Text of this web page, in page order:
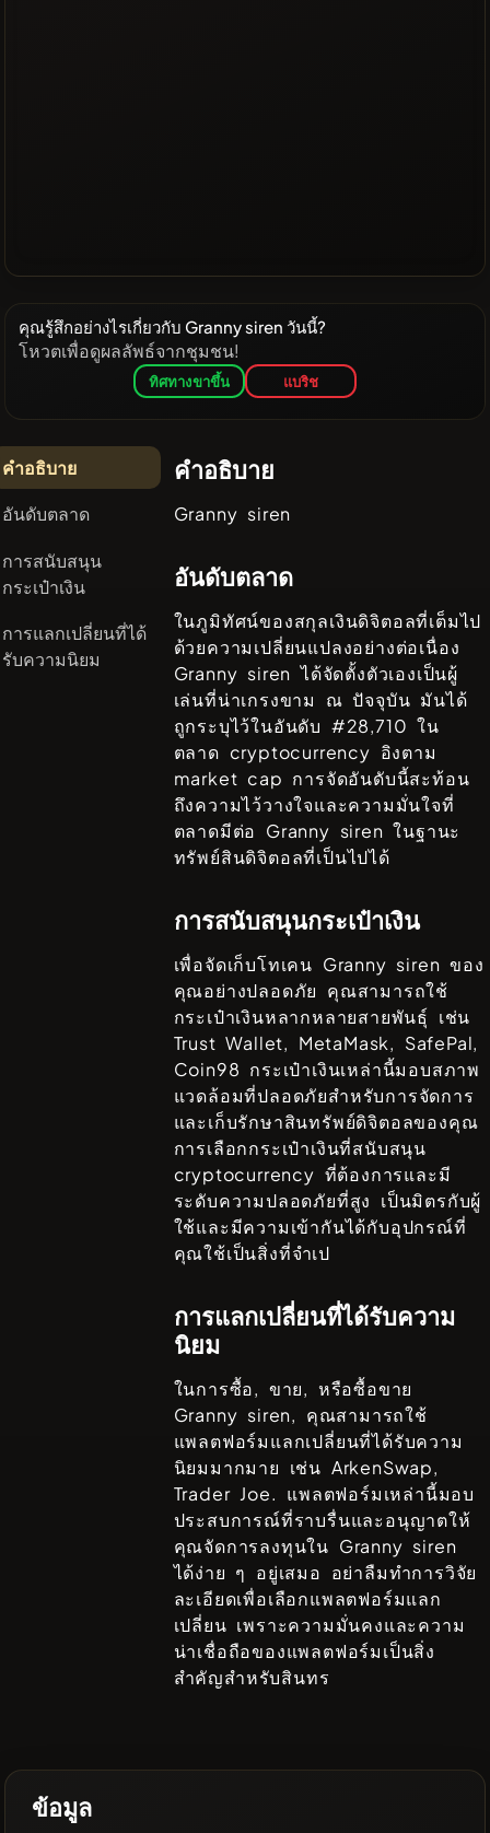
คุณรู้สึกอย่างไรเกี่ยวกับ Granny siren วันนี้?
โหวตเพื่อดูผลลัพธ์จากชุมชน!
ทิศทางขาขึ้น แบริช
คำอธิบาย
อันดับตลาด
การสนับสนุน
กระเป๋าเงิน
การแลกเปลี่ยนที่ได้
รับความนิยม
คำอธิบาย
Granny siren
อันดับตลาด
ในภูมิทัศน์ของสกุลเงินดิจิตอลที่เต็มไป
ด้วยความเปลี่ยนแปลงอย่างต่อเนื่อง
Granny siren ได้จัดตั้งตัวเองเป็นผู้
เล่นที่น่าเกรงขาม ณ ปัจจุบัน มันได้
ถูกระบุไว้ในอันดับ #28,710 ใน
ตลาด cryptocurrency อิงตาม
market cap การจัดอันดับนี้สะท้อน
ถึงความไว้วางใจและความมั่นใจที่
ตลาดมีต่อ Granny siren ในฐานะ
ทรัพย์สินดิจิตอลที่เป็นไปได้
การสนับสนุนกระเป๋าเงิน
เพื่อจัดเก็บโทเคน Granny siren ของ
คุณอย่างปลอดภัย คุณสามารถใช้
กระเป๋าเงินหลากหลายสายพันธ์ุ เช่น
Trust Wallet, MetaMask, SafePal,
Coin98 กระเป๋าเงินเหล่านี้มอบสภาพ
แวดล้อมที่ปลอดภัยสำหรับการจัดการ
และเก็บรักษาสินทรัพย์ดิจิตอลของคุณ
การเลือกกระเป๋าเงินที่สนับสนุน
cryptocurrency ที่ต้องการและมี
ระดับความปลอดภัยที่สูง เป็นมิตรกับผู้
ใช้และมีความเข้ากันได้กับอุปกรณ์ที่
คุณใช้เป็นสิ่งที่จำเป
การแลกเปลี่ยนที่ได้รับความ
นิยม
ในการซื้อ, ขาย, หรือซื้อขาย
Granny siren, คุณสามารถใช้
แพลตฟอร์มแลกเปลี่ยนที่ได้รับความ
นิยมมากมาย เช่น ArkenSwap,
Trader Joe. แพลตฟอร์มเหล่านี้มอบ
ประสบการณ์ที่ราบรื่นและอนุญาตให้
คุณจัดการลงทุนใน Granny siren
ได้ง่าย ๆ อยู่เสมอ อย่าลืมทำการวิจัย
ละเอียดเพื่อเลือกแพลตฟอร์มแลก
เปลี่ยน เพราะความมั่นคงและความ
น่าเชื่อถือของแพลตฟอร์มเป็นสิ่ง
สำคัญสำหรับสินทร
ข้อมูล